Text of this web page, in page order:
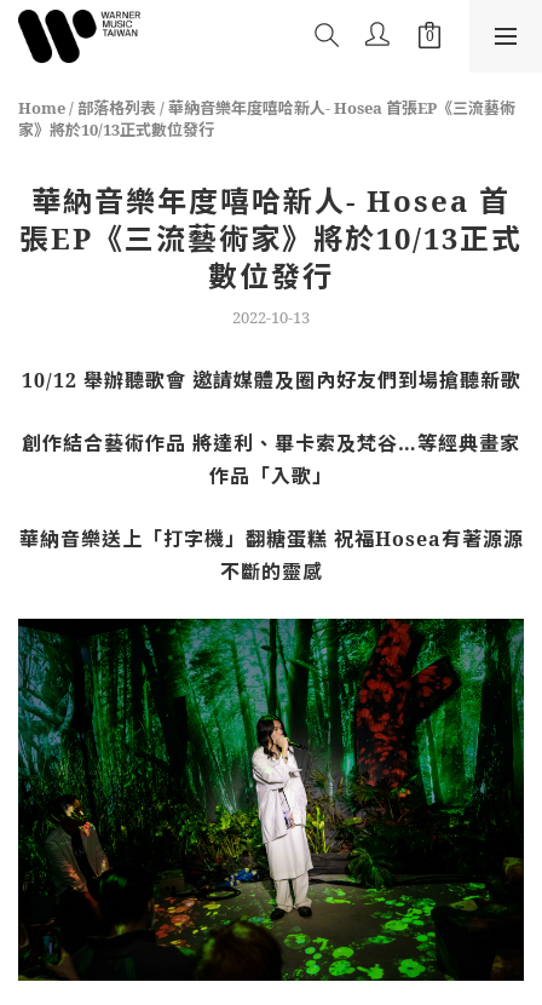
Home/ 部落格列表 /華納音樂年度嘻哈新人- Hosea 首張EP《三流藝術
家》將於10/13正式數位發行
華納音樂年度嘻哈新人- Hosea 首
張EP《三流藝術家》將於10/13正式
數位發行
2022-10-13
10/12 舉辦聽歌會 邀請媒體及圈內好友們到場搶聽新歌
創作結合藝術作品 將達利、畢卡索及梵谷…等經典畫家
作品「入歌」
華納音樂送上「打字機」翻糖蛋糕 祝福Hosea有著源源
不斷的靈感